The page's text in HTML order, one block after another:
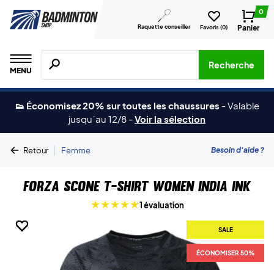
Raquette conseiller Favoris (0)
0
Panier
MENU
Recherche de produits, de marques, etc.
Recherche
👟 Économisez 20% sur toutes les chaussures -Valable
jusqu´au 12/8 -Voir la sélection
Retour | Femme Besoin d'aide ?
Forza Scone T-shirt Women India Ink
1 évaluation
SALE
ÉCONOMISER 50%
SALE
ÉCONOMISER 50%
SALE
ÉCONOMISER 50%
SALE
ÉCONOMISER 50%
SALE
ÉCONOMISER 50%